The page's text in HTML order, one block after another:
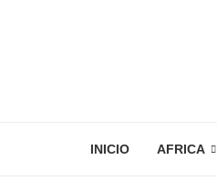
INICIO AFRICA